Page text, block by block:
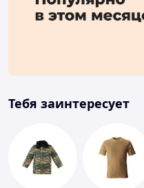
Тебя заинтересует